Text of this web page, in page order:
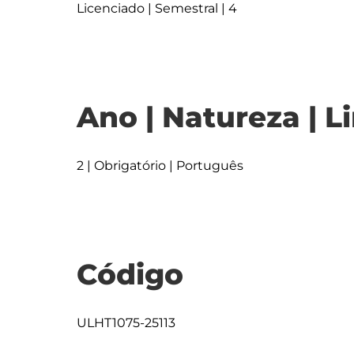
Licenciado | Semestral | 4
Ano | Natureza |
2 | Obrigatório | Português
Código
ULHT1075-25113